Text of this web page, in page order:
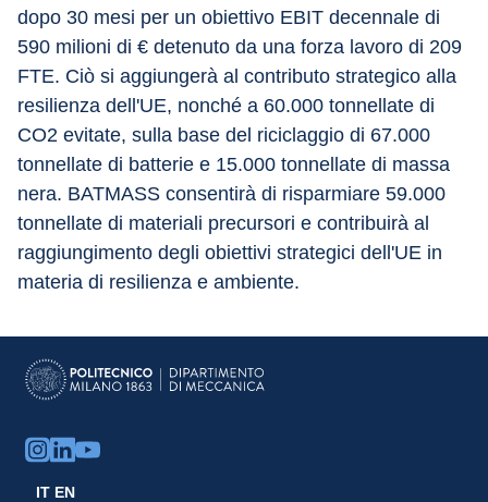
dopo 30 mesi per un obiettivo EBIT decennale di
590 milioni di € detenuto da una forza lavoro di 209
FTE. Ciò si aggiungerà al contributo strategico alla
resilienza dell'UE, nonché a 60.000 tonnellate di
CO2 evitate, sulla base del riciclaggio di 67.000
tonnellate di batterie e 15.000 tonnellate di massa
nera. BATMASS consentirà di risparmiare 59.000
tonnellate di materiali precursori e contribuirà al
raggiungimento degli obiettivi strategici dell'UE in
materia di resilienza e ambiente.
IT EN